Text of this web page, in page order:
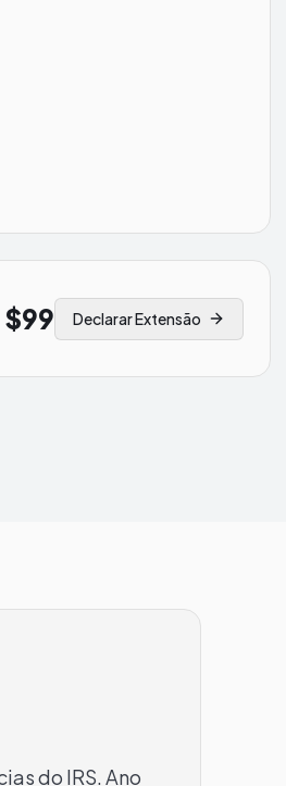
$99 Declarar Extensão
do IRS. Ano